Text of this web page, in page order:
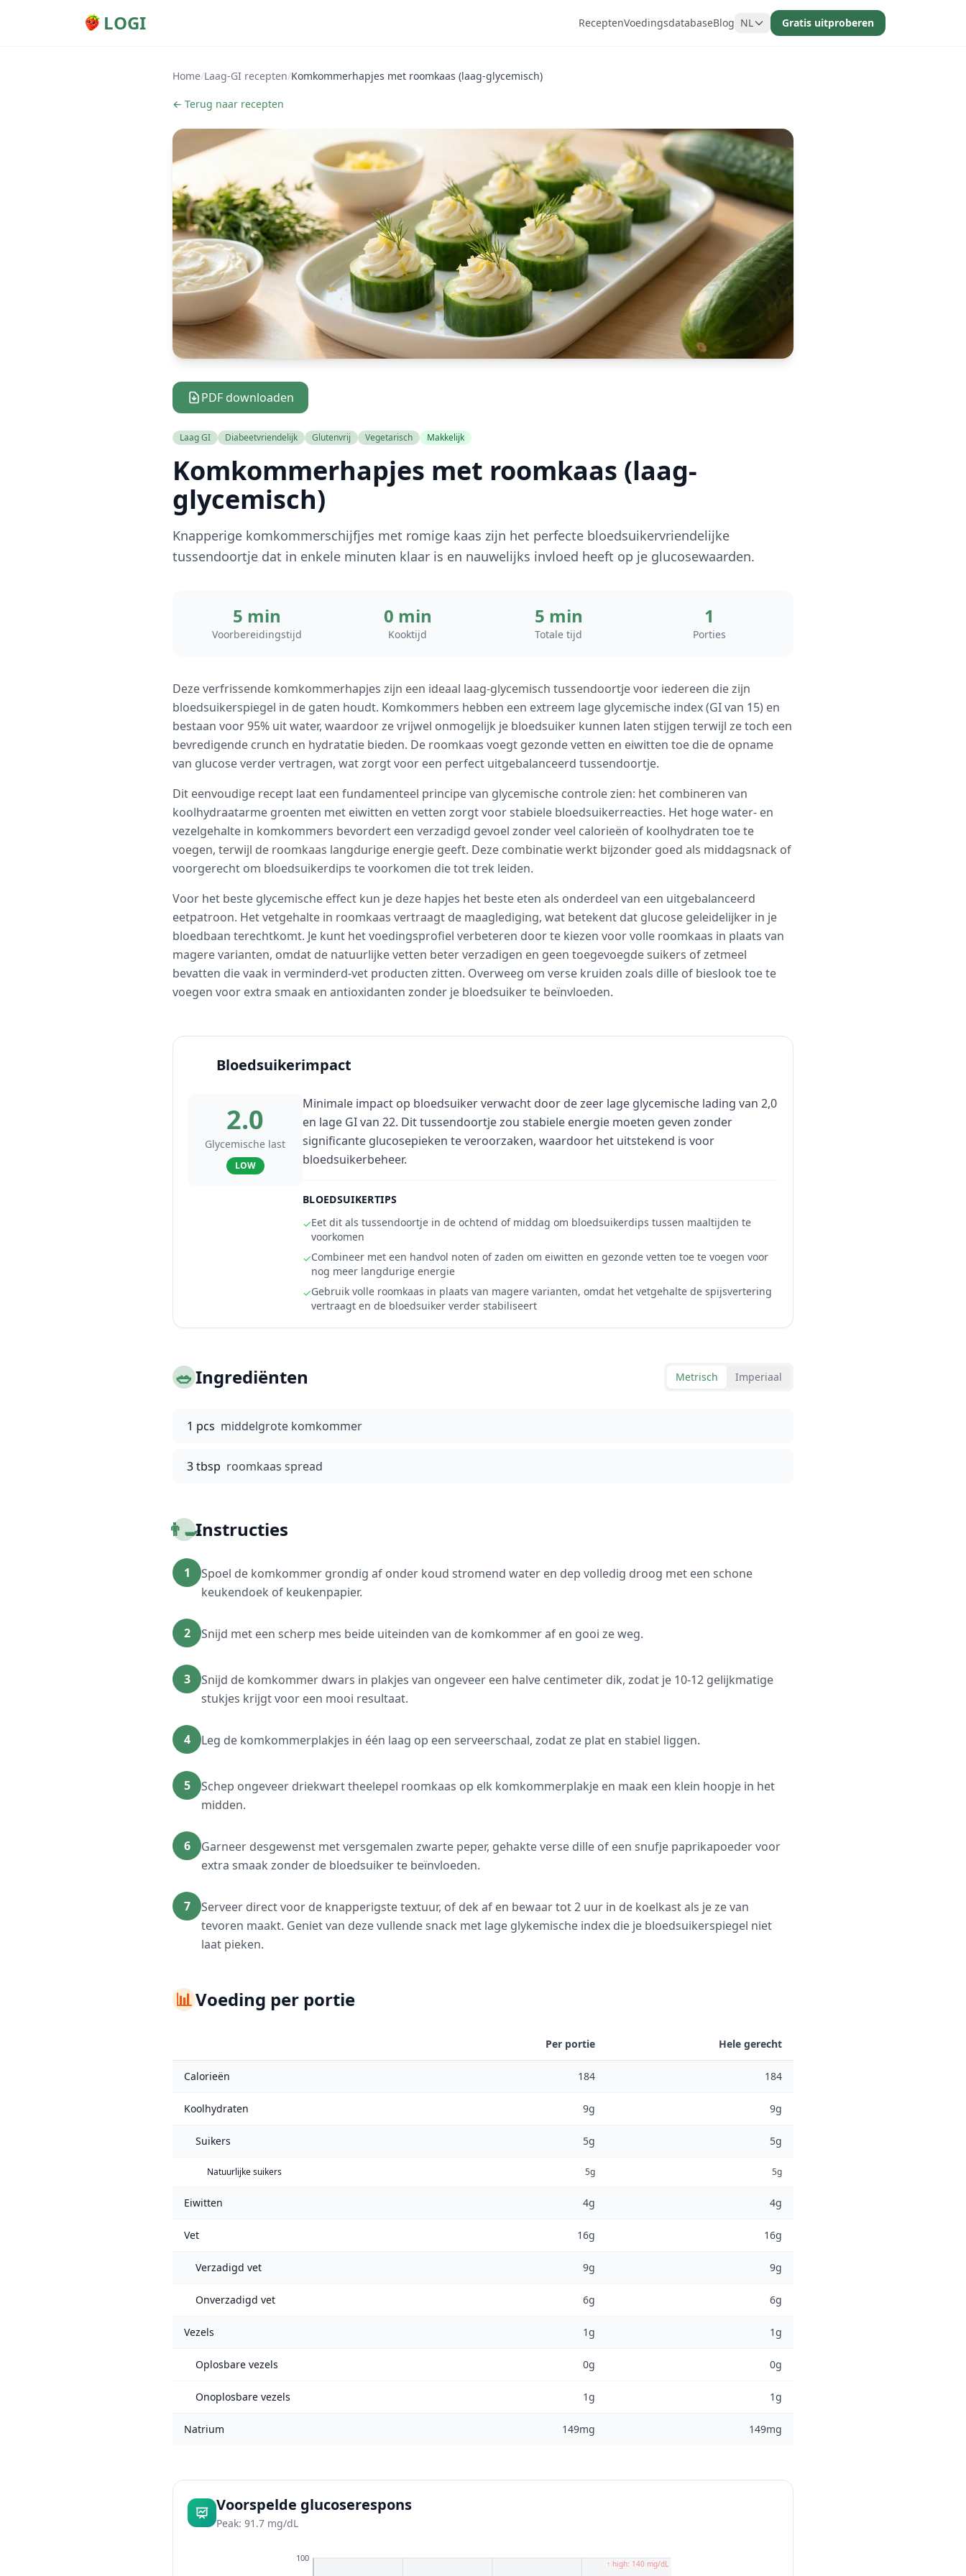
LOGI ReceptenVoedingsdatabaseBlog NL Gratis uitproberen
Home/Laag-GI recepten/Komkommerhapjes met roomkaas (laag-glycemisch)
← Terug naar recepten
PDF downloaden
Laag GI Diabeetvriendelijk Glutenvrij Vegetarisch Makkelijk
Komkommerhapjes met roomkaas (laag-
glycemisch)
Knapperige komkommerschijfjes met romige kaas zijn het perfecte bloedsuikervriendelijke
tussendoortje dat in enkele minuten klaar is en nauwelijks invloed heeft op je glucosewaarden.
5 min
Voorbereidingstijd
0 min
Kooktijd
5 min
Totale tijd
1
Porties
Deze verfrissende komkommerhapjes zijn een ideaal laag-glycemisch tussendoortje voor iedereen die zijn
bloedsuikerspiegel in de gaten houdt. Komkommers hebben een extreem lage glycemische index (GI van 15) en
bestaan voor 95% uit water, waardoor ze vrijwel onmogelijk je bloedsuiker kunnen laten stijgen terwijl ze toch een
bevredigende crunch en hydratatie bieden. De roomkaas voegt gezonde vetten en eiwitten toe die de opname
van glucose verder vertragen, wat zorgt voor een perfect uitgebalanceerd tussendoortje.
Dit eenvoudige recept laat een fundamenteel principe van glycemische controle zien: het combineren van
koolhydraatarme groenten met eiwitten en vetten zorgt voor stabiele bloedsuikerreacties. Het hoge water- en
vezelgehalte in komkommers bevordert een verzadigd gevoel zonder veel calorieën of koolhydraten toe te
voegen, terwijl de roomkaas langdurige energie geeft. Deze combinatie werkt bijzonder goed als middagsnack of
voorgerecht om bloedsuikerdips te voorkomen die tot trek leiden.
Voor het beste glycemische effect kun je deze hapjes het beste eten als onderdeel van een uitgebalanceerd
eetpatroon. Het vetgehalte in roomkaas vertraagt de maaglediging, wat betekent dat glucose geleidelijker in je
bloedbaan terechtkomt. Je kunt het voedingsprofiel verbeteren door te kiezen voor volle roomkaas in plaats van
magere varianten, omdat de natuurlijke vetten beter verzadigen en geen toegevoegde suikers of zetmeel
bevatten die vaak in verminderd-vet producten zitten. Overweeg om verse kruiden zoals dille of bieslook toe te
voegen voor extra smaak en antioxidanten zonder je bloedsuiker te beïnvloeden.
Bloedsuikerimpact
2.0
Glycemische last
LOW
Minimale impact op bloedsuiker verwacht door de zeer lage glycemische lading van 2,0
en lage GI van 22. Dit tussendoortje zou stabiele energie moeten geven zonder
significante glucosepieken te veroorzaken, waardoor het uitstekend is voor
bloedsuikerbeheer.
BLOEDSUIKERTIPS
✓Eet dit als tussendoortje in de ochtend of middag om bloedsuikerdips tussen maaltijden te
voorkomen
✓Combineer met een handvol noten of zaden om eiwitten en gezonde vetten toe te voegen voor
nog meer langdurige energie
✓Gebruik volle roomkaas in plaats van magere varianten, omdat het vetgehalte de spijsvertering
vertraagt en de bloedsuiker verder stabiliseert
🥗Ingrediënten Metrisch Imperiaal
1 pcs middelgrote komkommer
3 tbsp roomkaas spread
👨‍🍳Instructies
1
Spoel de komkommer grondig af onder koud stromend water en dep volledig droog met een schone
keukendoek of keukenpapier.
2 Snijd met een scherp mes beide uiteinden van de komkommer af en gooi ze weg.
3
Snijd de komkommer dwars in plakjes van ongeveer een halve centimeter dik, zodat je 10-12 gelijkmatige
stukjes krijgt voor een mooi resultaat.
4 Leg de komkommerplakjes in één laag op een serveerschaal, zodat ze plat en stabiel liggen.
5
Schep ongeveer driekwart theelepel roomkaas op elk komkommerplakje en maak een klein hoopje in het
midden.
6
Garneer desgewenst met versgemalen zwarte peper, gehakte verse dille of een snufje paprikapoeder voor
extra smaak zonder de bloedsuiker te beïnvloeden.
7
Serveer direct voor de knapperigste textuur, of dek af en bewaar tot 2 uur in de koelkast als je ze van
tevoren maakt. Geniet van deze vullende snack met lage glykemische index die je bloedsuikerspiegel niet
laat pieken.
📊Voeding per portie
Per portie Hele gerecht
Calorieën 184 184
Koolhydraten 9g 9g
Suikers 5g 5g
Natuurlijke suikers 5g 5g
Eiwitten 4g 4g
Vet 16g 16g
Verzadigd vet 9g 9g
Onverzadigd vet 6g 6g
Vezels 1g 1g
Oplosbare vezels 0g 0g
Onoplosbare vezels 1g 1g
Natrium 149mg 149mg
Voorspelde glucoserespons
Peak: 91.7 mg/dL
100
↑ high: 140 mg/dL